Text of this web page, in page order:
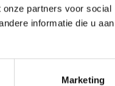
partners voor social
informatie die u
Marketing